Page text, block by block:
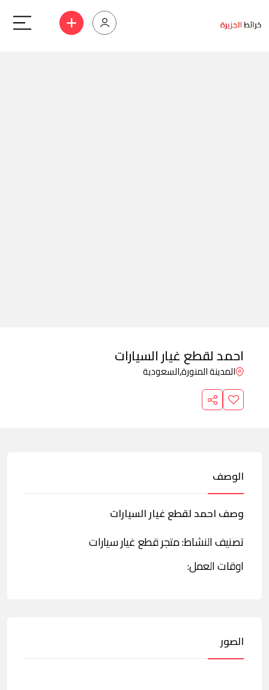
احمد لقطع غيار السيارات
المدينة المنورة,السعودية
الوصف
وصف احمد لقطع غيار السيارات
تصنيف النشاط: متجر قطع غيار سيارات
اوقات العمل:
الصور